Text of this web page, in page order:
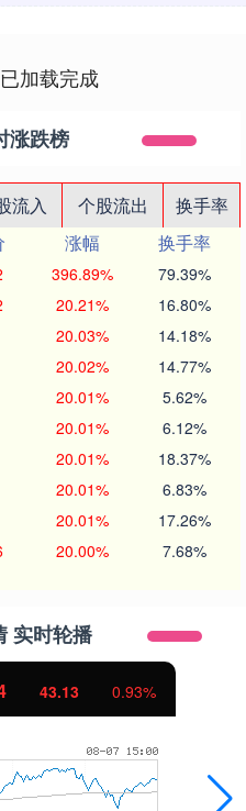
加载完成
涨跌榜
流入 个股流出
换手率
涨幅
换手率
396.89% 79.39%
20.21% 16.80%
20.03% 14.18%
20.02% 14.77%
20.01% 5.62%
20.01% 6.12%
20.01% 18.37%
20.01% 6.83%
20.01% 17.26%
20.00% 7.68%
实时轮播
43.13 0.93%